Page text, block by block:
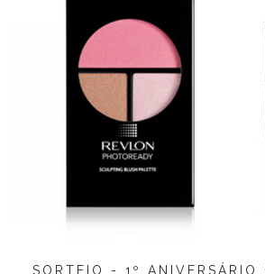
SORTEIO - 1º ANIVERSÁRIO